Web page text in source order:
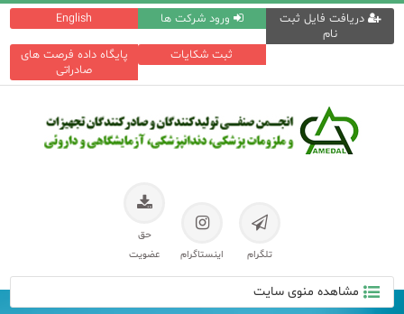
English ورود شرکت ها
دریافت فایل ثبت
نام
پایگاه داده فرصت های
صادراتی
ثبت شکایات
تلگرام اینستاگرام
حق
عضویت
مشاهده منوی سایت